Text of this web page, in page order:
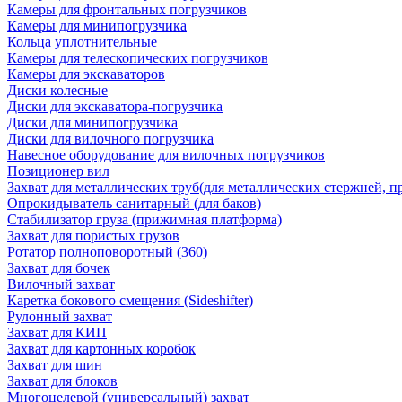
Камеры для фронтальных погрузчиков
Камеры для минипогрузчика
Кольца уплотнительные
Камеры для телескопических погрузчиков
Камеры для экскаваторов
Диски колесные
Диски для экскаватора-погрузчика
Диски для минипогрузчика
Диски для вилочного погрузчика
Навесное оборудование для вилочных погрузчиков
Позиционер вил
Захват для металлических труб(для металлических стержней,
Опрокидыватель санитарный (для баков)
Стабилизатор груза (прижимная платформа)
Захват для пористых грузов
Ротатор полноповоротный (360)
Захват для бочек
Вилочный захват
Каретка бокового смещения (Sideshifter)
Рулонный захват
Захват для КИП
Захват для картонных коробок
Захват для шин
Захват для блоков
Многоцелевой (универсальный) захват